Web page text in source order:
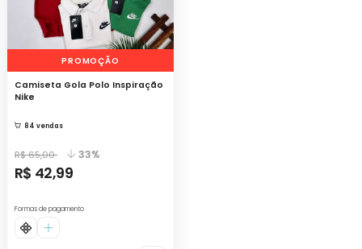
PROMOÇÃO
Camiseta Gola Polo Inspiração
Nike
84 vendas
R$ 65,00 33%
R$ 42,99
Formas de pagamento